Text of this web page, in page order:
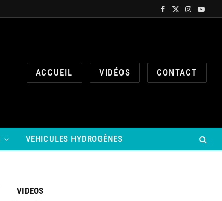
Facebook
X
Instagram
ACCUEIL VIDÉOS CONTACT
VEHICULES HYDROGÈNES
VIDEOS